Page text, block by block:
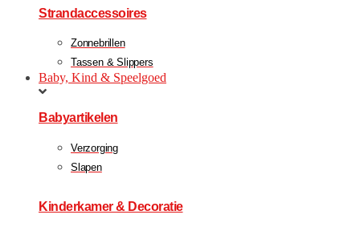
Strandaccessoires
Zonnebrillen
Tassen & Slippers
Baby, Kind & Speelgoed
Babyartikelen
Verzorging
Slapen
Kinderkamer & Decoratie